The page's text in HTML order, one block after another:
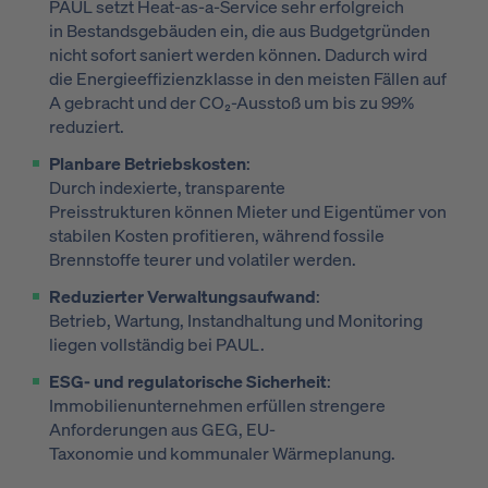
PAUL setzt Heat-as-a-Service sehr erfolgreich
in Bestandsgebäuden ein, die aus Budgetgründen
nicht sofort saniert werden können. Dadurch wird
die Energieeffizienzklasse in den meisten Fällen auf
A gebracht und der CO₂-Ausstoß um bis zu 99%
reduziert.
Planbare Betriebskosten:
Durch indexierte, transparente
Preisstrukturen können Mieter und Eigentümer von
stabilen Kosten profitieren, während fossile
Brennstoffe teurer und volatiler werden.
Reduzierter Verwaltungsaufwand:
Betrieb, Wartung, Instandhaltung und Monitoring
liegen vollständig bei PAUL.
ESG- und regulatorische Sicherheit:
Immobilienunternehmen erfüllen strengere
Anforderungen aus GEG, EU-
Taxonomie und kommunaler Wärmeplanung.